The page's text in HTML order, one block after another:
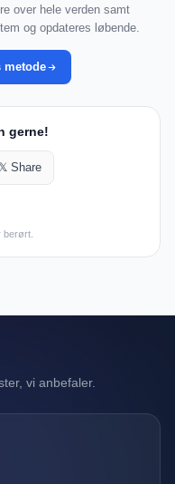
over hele verden samt
og opdateres løbende.
metode
gerne!
𝕏 Share
vi anbefaler.